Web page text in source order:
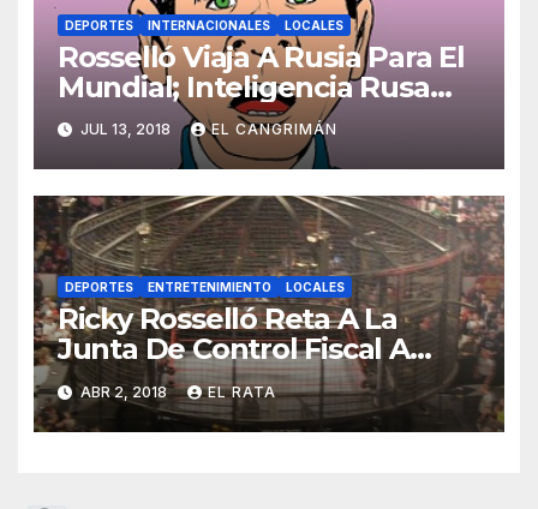
DEPORTES INTERNACIONALES LOCALES
Rosselló Viaja A Rusia Para El
Mundial; Inteligencia Rusa
Saca Micrófonos De Su Cuarto
Pa’ No Desperdiciarlos
JUL 13, 2018 EL CANGRIMÁN
DEPORTES ENTRETENIMIENTO LOCALES
Ricky Rosselló Reta A La
Junta De Control Fiscal A
Lucha «Enjaulados Y Con
Alambre De Púas»
ABR 2, 2018 EL RATA